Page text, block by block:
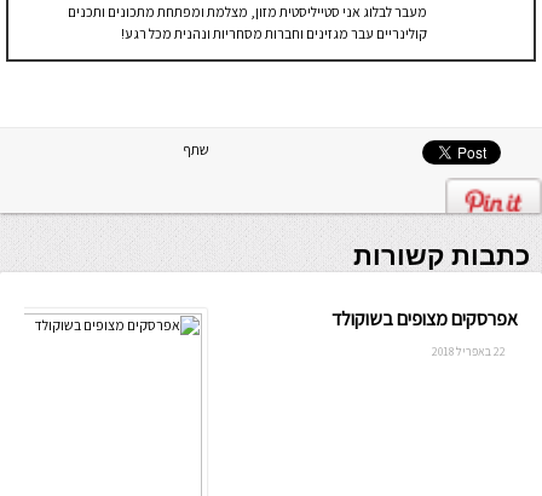
מעבר לבלוג אני סטייליסטית מזון, מצלמת ומפתחת מתכונים ותכנים
קולינריים עבר מגזינים וחברות מסחריות ונהנית מכל רגע!
שתף
כתבות קשורות
אפרסקים מצופים בשוקולד
22 באפריל 2018